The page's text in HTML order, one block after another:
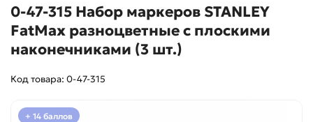
0-47-315 Набор маркеров STANLEY
FatMax разноцветные с плоскими
наконечниками (3 шт.)
Код товара: 0-47-315
+ 14 баллов